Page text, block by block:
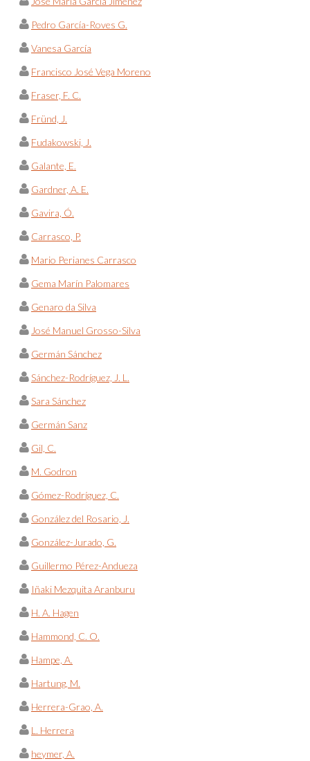
Pedro García-Roves G.
Vanesa García
Francisco José Vega Moreno
Fraser, F. C.
Fründ, J.
Fudakowski, J.
Galante, E.
Gardner, A. E.
Gavira, Ó.
Carrasco, P.
Mario Perianes Carrasco
Gema Marín Palomares
Genaro da Silva
José Manuel Grosso-Silva
Germán Sánchez
Sánchez-Rodríguez, J. L.
Sara Sánchez
Germán Sanz
Gil, C.
M. Godron
Gómez-Rodríguez, C.
González del Rosario, J.
González-Jurado, G.
Guillermo Pérez-Andueza
Iñaki Mezquita Aranburu
H. A. Hagen
Hammond, C. O.
Hampe, A.
Hartung, M.
Herrera-Grao, A.
L. Herrera
heymer, A.